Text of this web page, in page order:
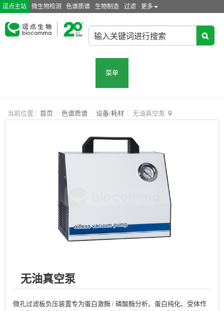
逗点主站 微生物检测 色谱质谱 生物制造 过滤 更多
菜单
当前位置： 首页 色谱质谱 设备/耗材 无油真空泵
无油真空泵
微孔过滤板负压装置专为蛋白激酶 / 磷酸酶分析、蛋白纯化、受体作